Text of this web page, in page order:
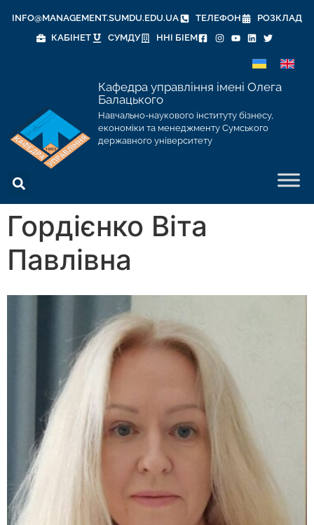
INFO@MANAGEMENT.SUMDU.EDU.UA ТЕЛЕФОН
РОЗКЛАД
КАБІНЕТ
СУМДУ ННІ БІЕМ
Кафедра управління імені Олега
Балацького
Навчально-наукового інституту бізнесу,
економіки та менеджменту Сумського
державного університету
Гордієнко Віта
Павлівна